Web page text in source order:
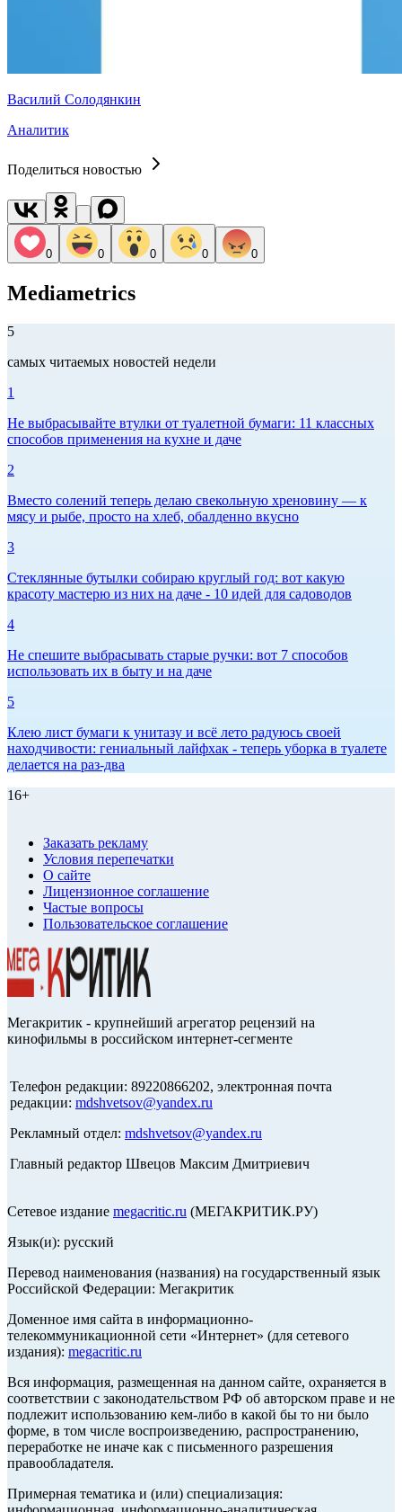
Василий Солодянкин
Аналитик
Поделиться новостью
0 0 0 0 0
Mediametrics
5
самых читаемых новостей недели
1
Не выбрасывайте втулки от туалетной бумаги: 11 классных
способов применения на кухне и даче
2
Вместо солений теперь делаю свекольную хреновину — к
мясу и рыбе, просто на хлеб, обалденно вкусно
3
Стеклянные бутылки собираю круглый год: вот какую
красоту мастерю из них на даче - 10 идей для садоводов
4
Не спешите выбрасывать старые ручки: вот 7 способов
использовать их в быту и на даче
5
Клею лист бумаги к унитазу и всё лето радуюсь своей
находчивости: гениальный лайфхак - теперь уборка в туалете
делается на раз-два
16+
Заказать рекламу
Условия перепечатки
О сайте
Лицензионное соглашение
Частые вопросы
Пользовательское соглашение
Мегакритик - крупнейший агрегатор рецензий на
кинофильмы в российском интернет-сегменте
Телефон редакции: 89220866202, электронная почта
редакции: mdshvetsov@yandex.ru
Рекламный отдел: mdshvetsov@yandex.ru
Главный редактор Швецов Максим Дмитриевич
Сетевое издание megacritic.ru (МЕГАКРИТИК.РУ)
Язык(и): русский
Перевод наименования (названия) на государственный язык
Российской Федерации: Мегакритик
Доменное имя сайта в информационно-
телекоммуникационной сети «Интернет» (для сетевого
издания): megacritic.ru
Вся информация, размещенная на данном сайте, охраняется в
соответствии с законодательством РФ об авторском праве и не
подлежит использованию кем-либо в какой бы то ни было
форме, в том числе воспроизведению, распространению,
переработке не иначе как с письменного разрешения
правообладателя.
Примерная тематика и (или) специализация: